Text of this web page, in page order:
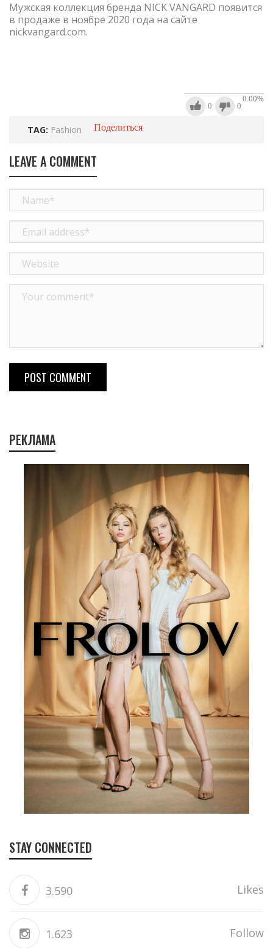
Мужская коллекция бренда NICK VANGARD появится
в продаже в ноябре 2020 года на сайте
nickvangard.com.
0.00%
0
0
TAG: Fashion Поделиться
LEAVE A COMMENT
POST COMMENT
РЕКЛАМА
STAY CONNECTED
3.590 Likes
1.623 Follow